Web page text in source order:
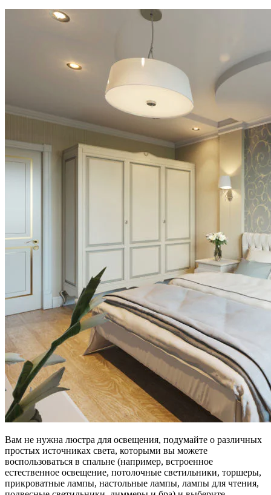
Вам не нужна люстра для освещения, подумайте о различных
простых источниках света, которыми вы можете
воспользоваться в спальне (например, встроенное
естественное освещение, потолочные светильники, торшеры,
прикроватные лампы, настольные лампы, лампы для чтения,